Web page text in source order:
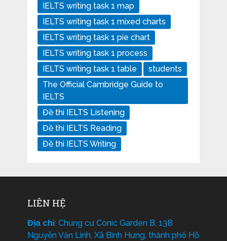
IELTS writing task 1 map
IELTS writing task 1 mixed charts
IELTS writing task 1 pie chart
IELTS writing task 1 process
IELTS writing task 1 table
students
The Official Cambridge Guide to
IELTS
Đề thi IELTS Listening
Đề thi IELTS Reading
Đề thi IELTS Writing
LIÊN HỆ
Địa chỉ: Chung cư Conic Garden B, 13B
Nguyễn Văn Linh, Xã Bình Hưng, thành phố Hồ